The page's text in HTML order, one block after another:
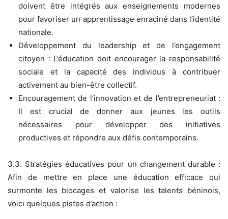
doivent être intégrés aux enseignements modernes
pour favoriser un apprentissage enraciné dans l’identité
nationale.
Développement du leadership et de l’engagement
citoyen : L’éducation doit encourager la responsabilité
sociale et la capacité des individus à contribuer
activement au bien-être collectif.
Encouragement de l’innovation et de l’entrepreneuriat :
Il est crucial de donner aux jeunes les outils
nécessaires pour développer des initiatives
productives et répondre aux défis contemporains.
3.3. Stratégies éducatives pour un changement durable :
Afin de mettre en place une éducation efficace qui
surmonte les blocages et valorise les talents béninois,
voici quelques pistes d’action :